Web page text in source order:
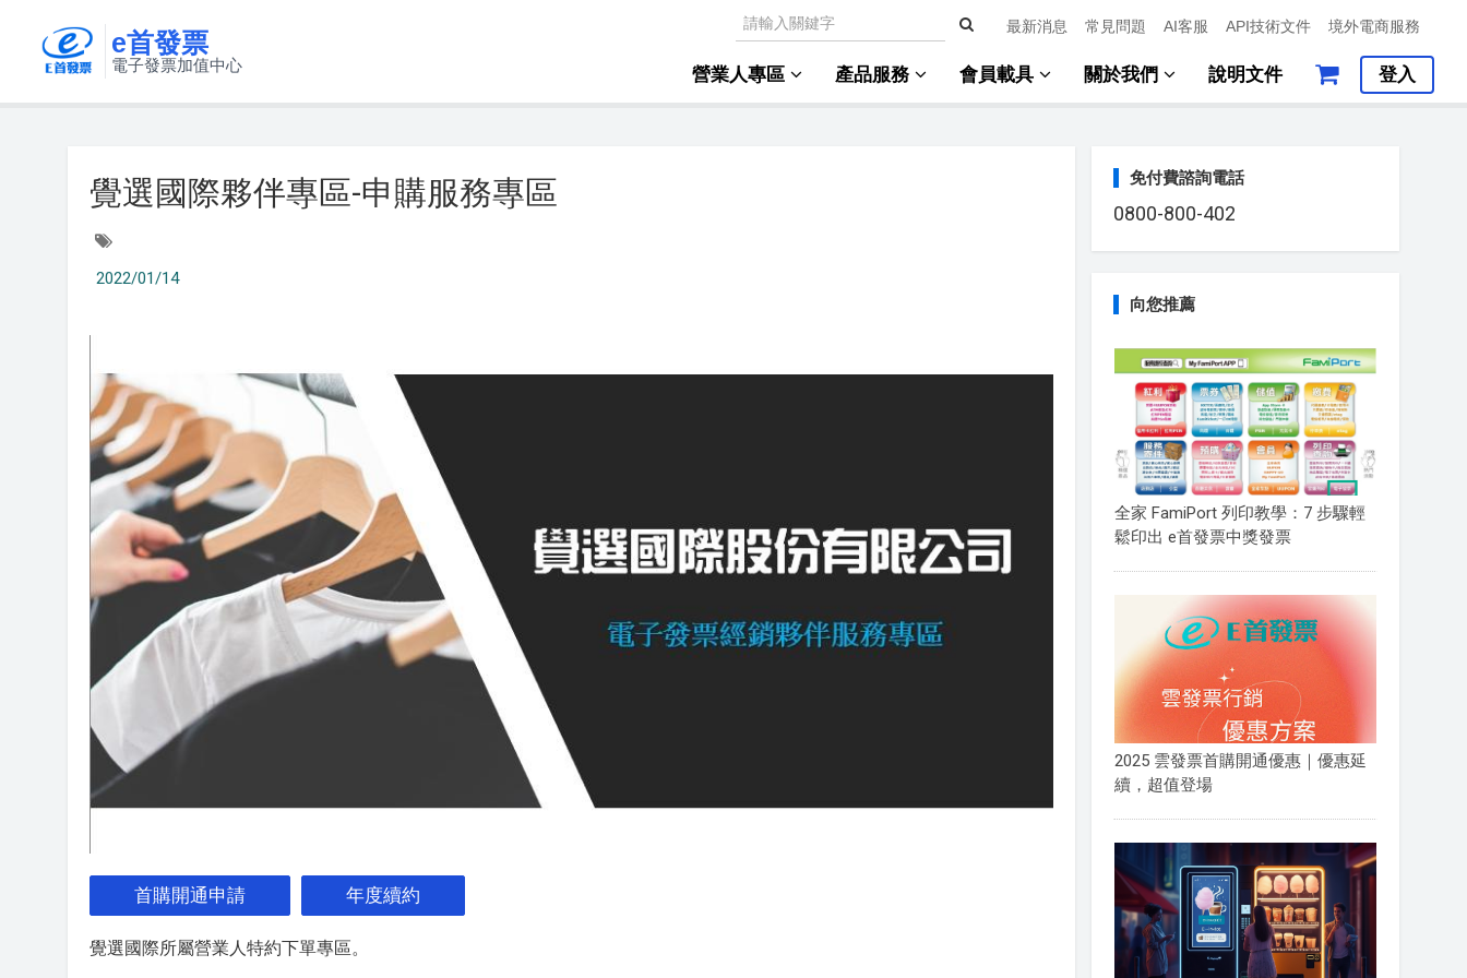
e首發票
電子發票加值中心
最新消息 常見問題 AI客服 API技術文件 境外電商服務
營業人專區 產品服務 會員載具 關於我們 說明文件 登入
覺選國際夥伴專區-申購服務專區
2022/01/14
首購開通申請 年度續約
覺選國際所屬營業人特約下單專區。
免付費諮詢電話
0800-800-402
向您推薦
全家 FamiPort 列印教學：7 步驟輕
鬆印出 e首發票中獎發票
2025 雲發票首購開通優惠｜優惠延
續，超值登場